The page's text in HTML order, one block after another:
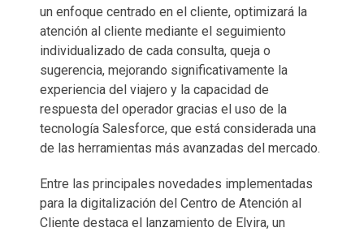
un enfoque centrado en el cliente, optimizará la
atención al cliente mediante el seguimiento
individualizado de cada consulta, queja o
sugerencia, mejorando significativamente la
experiencia del viajero y la capacidad de
respuesta del operador gracias el uso de la
tecnología Salesforce, que está considerada una
de las herramientas más avanzadas del mercado.
Entre las principales novedades implementadas
para la digitalización del Centro de Atención al
Cliente destaca el lanzamiento de Elvira, un